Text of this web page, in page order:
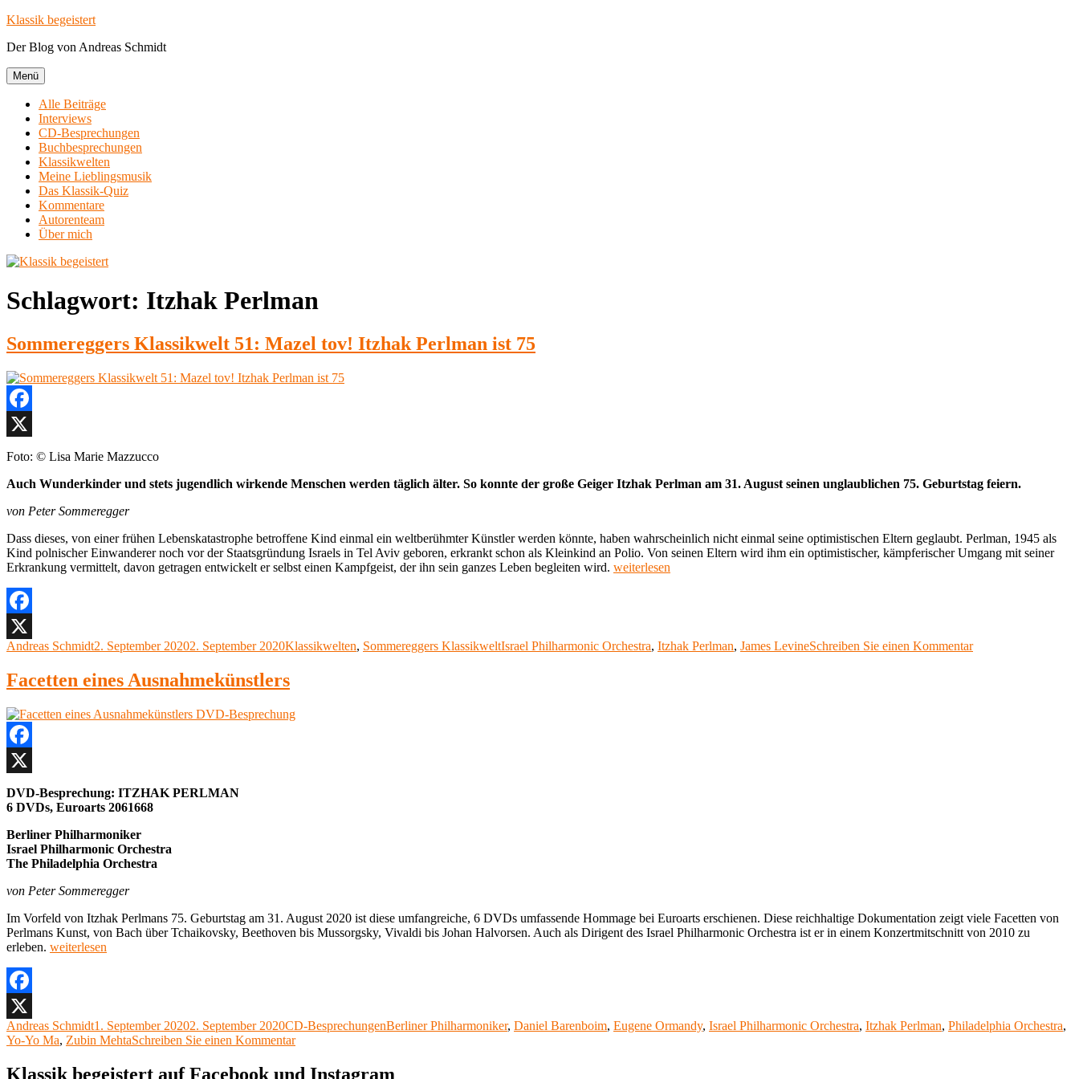
Zum
springen
Klassik begeistert
Der Blog von Andreas Schmidt
Menü
Alle Beiträge
Interviews
CD-Besprechungen
Buchbesprechungen
Klassikwelten
Meine Lieblingsmusik
Das Klassik-Quiz
Kommentare
Autorenteam
Über mich
Schlagwort: Itzhak Perlman
Sommereggers Klassikwelt 51: Mazel tov! Itzhak Perlman ist 75
Facebook
X
Foto: © Lisa Marie Mazzucco
Auch Wunderkinder und stets jugendlich wirkende Menschen werden täglich älter. So konnte der große Geiger Itzhak Perlman am 31. August seinen unglaublichen 75. Geburtstag feiern.
von Peter Sommeregger
Dass dieses, von einer frühen Lebenskatastrophe betroffene Kind einmal ein weltberühmter Künstler werden könnte, haben wahrscheinlich nicht einmal seine optimistischen Eltern geglaubt. Perlman, 1945 als
Kind polnischer Einwanderer noch vor der Staatsgründung Israels in Tel Aviv geboren, erkrankt schon als Kleinkind an Polio. Von seinen Eltern wird ihm ein optimistischer, kämpferischer Umgang mit seiner
Erkrankung vermittelt, davon getragen entwickelt er selbst einen Kampfgeist, der ihn sein ganzes Leben begleiten wird. „Sommereggers
Itzhak
Perlman
weiterlesen
Facebook
X
Autor
Andreas SchmidtVeröffentlicht
2. September 20202. September 2020Kategorien
Klassikwelten, Sommereggers KlassikweltSchlagwörter
Israel Philharmonic Orchestra, Itzhak Perlman, James LevineSchreiben Sie einen Kommentarzu
Facetten eines Ausnahmekünstlers
Facebook
X
DVD-Besprechung: ITZHAK PERLMAN
6 DVDs, Euroarts 2061668
Berliner Philharmoniker
Israel Philharmonic Orchestra
The Philadelphia Orchestra
von Peter Sommeregger
Im Vorfeld von Itzhak Perlmans 75. Geburtstag am 31. August 2020 ist diese umfangreiche, 6 DVDs umfassende Hommage bei Euroarts erschienen. Diese reichhaltige Dokumentation zeigt viele Facetten von
Perlmans Kunst, von Bach über Tchaikovsky, Beethoven bis Mussorgsky, Vivaldi bis Johan Halvorsen. Auch als Dirigent des Israel Philharmonic Orchestra ist er in einem Konzertmitschnitt von 2010 zu
erleben. „Facetten
weiterlesen
Facebook
X
Autor
Andreas SchmidtVeröffentlicht
am
1. September 20202. September 2020Kategorien
CD-BesprechungenSchlagwörter
Berliner Philharmoniker, Daniel Barenboim, Eugene Ormandy, Israel Philharmonic Orchestra, Itzhak Perlman, Philadelphia Orchestra,
Yo-Yo Ma, Zubin MehtaSchreiben Sie einen Kommentarzu
eines
Klassik begeistert auf Facebook und Instagram